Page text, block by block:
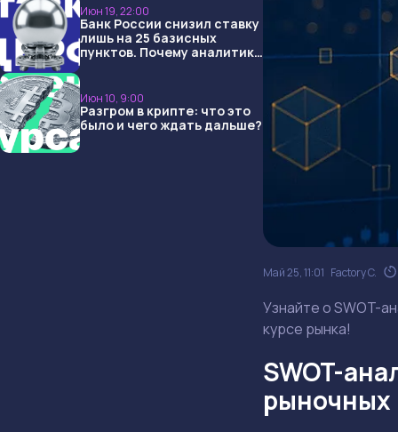
Июн 19, 22:00
Банк России снизил ставку
лишь на 25 базисных
пунктов. Почему аналитики
Июн 10, 9:00
Разгром в крипте: что это
было и чего ждать дальше?
Май 25, 11:01 Factory C.
Узнайте о SWOT-
курсе рынка!
SWOT-
рыночных